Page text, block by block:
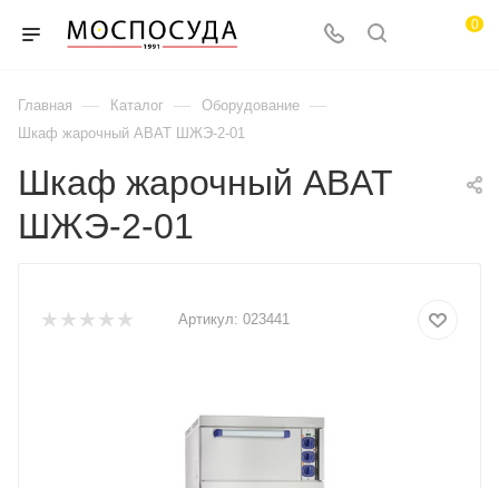
0
Главная — Каталог — Оборудование —
Шкаф жарочный ABAT ШЖЭ-2-01
Шкаф жарочный ABAT
ШЖЭ-2-01
Артикул: 023441